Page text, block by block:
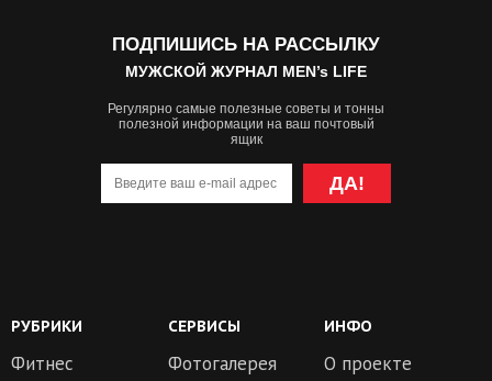
ПОДПИШИСЬ НА РАССЫЛКУ
МУЖСКОЙ ЖУРНАЛ MEN’s LIFE
Регулярно самые полезные советы и тонны
полезной информации на ваш почтовый
ящик
ДА!
РУБРИКИ
Фитнес
СЕРВИСЫ
Фотогалерея
ИНФО
О проекте